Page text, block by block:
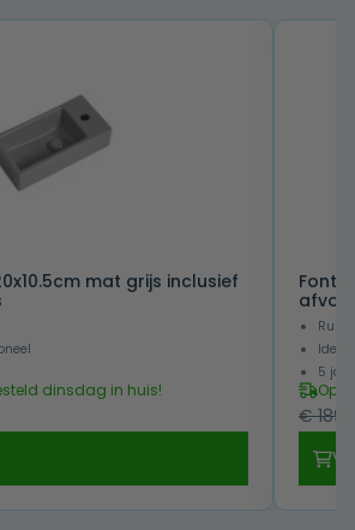
mat grijs inclusief
dinsdag in huis!
95,00.
5
Op
€